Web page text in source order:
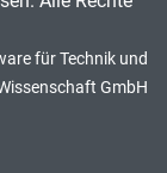
für Technik und
GmbH